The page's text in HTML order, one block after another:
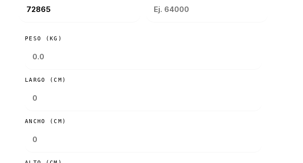
PESO (KG)
LARGO (CM)
ANCHO (CM)